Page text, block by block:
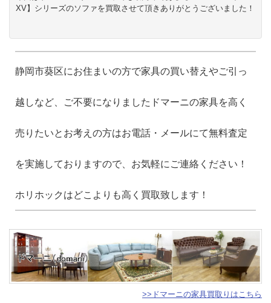
XV】シリーズのソファを買取させて頂きありがとうございました！
静岡市葵区にお住まいの方で家具の買い替えやご引っ
越しなど、ご不要になりましたドマーニの家具を高く
売りたいとお考えの方はお電話・メールにて無料査定
を実施しておりますので、お気軽にご連絡ください！
ホリホックはどこよりも高く買取致します！
>>ドマーニの家具買取りはこちら